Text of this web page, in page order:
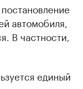
автомобиля,
В частности,
единый